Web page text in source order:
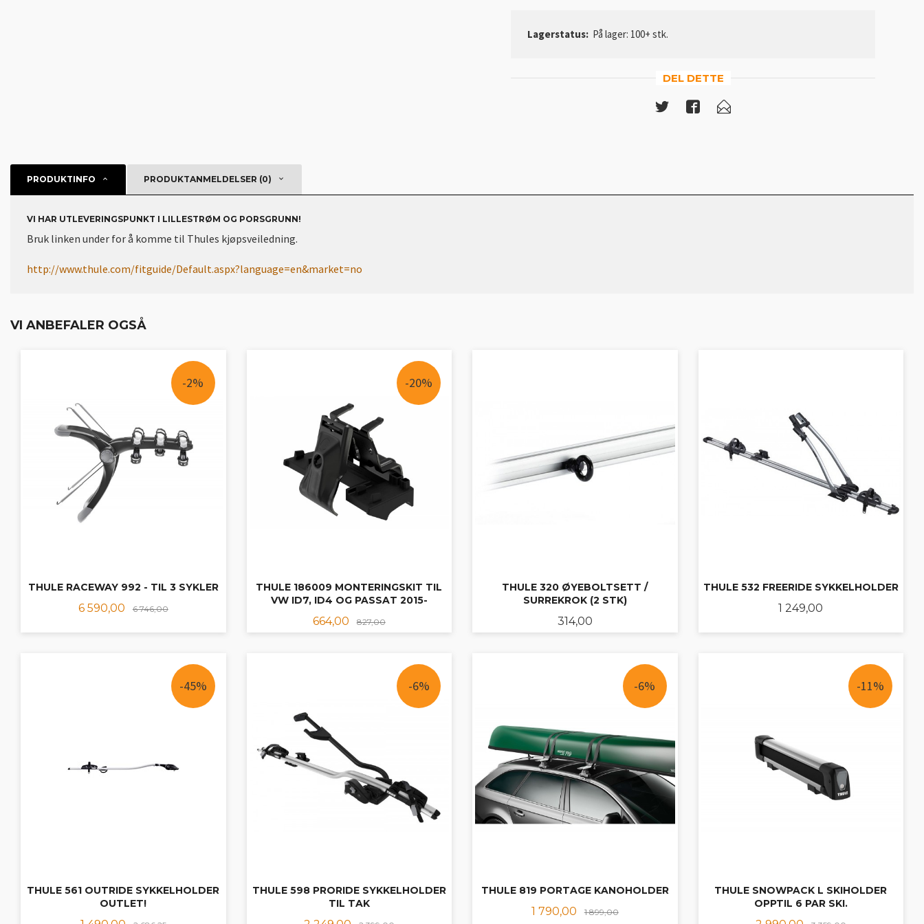
Lagerstatus: På lager: 100+ stk.
DEL DETTE
PRODUKTINFO PRODUKTANMELDELSER (0)
VI HAR UTLEVERINGSPUNKT I LILLESTRØM OG PORSGRUNN!
Bruk linken under for å komme til Thules kjøpsveiledning.
http://www.thule.com/fitguide/Default.aspx?language=en&market=no
VI ANBEFALER OGSÅ
THULE RACEWAY 992 - TIL 3 SYKLER
Tilbud
6 590,00 6 746,00Rabatt
-2%
THULE 186009 MONTERINGSKIT TIL
VW ID7, ID4 OG PASSAT 2015-
Tilbud
664,00 827,00Rabatt
-20%
THULE 320 ØYEBOLTSETT /
SURREKROK (2 STK)
Pris
314,00
THULE 532 FREERIDE SYKKELHOLDER
Pris
1 249,00
THULE 561 OUTRIDE SYKKELHOLDER
OUTLET!
-45%
THULE 598 PRORIDE SYKKELHOLDER
TIL TAK
-6%
THULE 819 PORTAGE KANOHOLDER
Tilbud
1 790,00 1 899,00Rabatt
-6%
THULE SNOWPACK L SKIHOLDER
OPPTIL 6 PAR SKI.
-11%